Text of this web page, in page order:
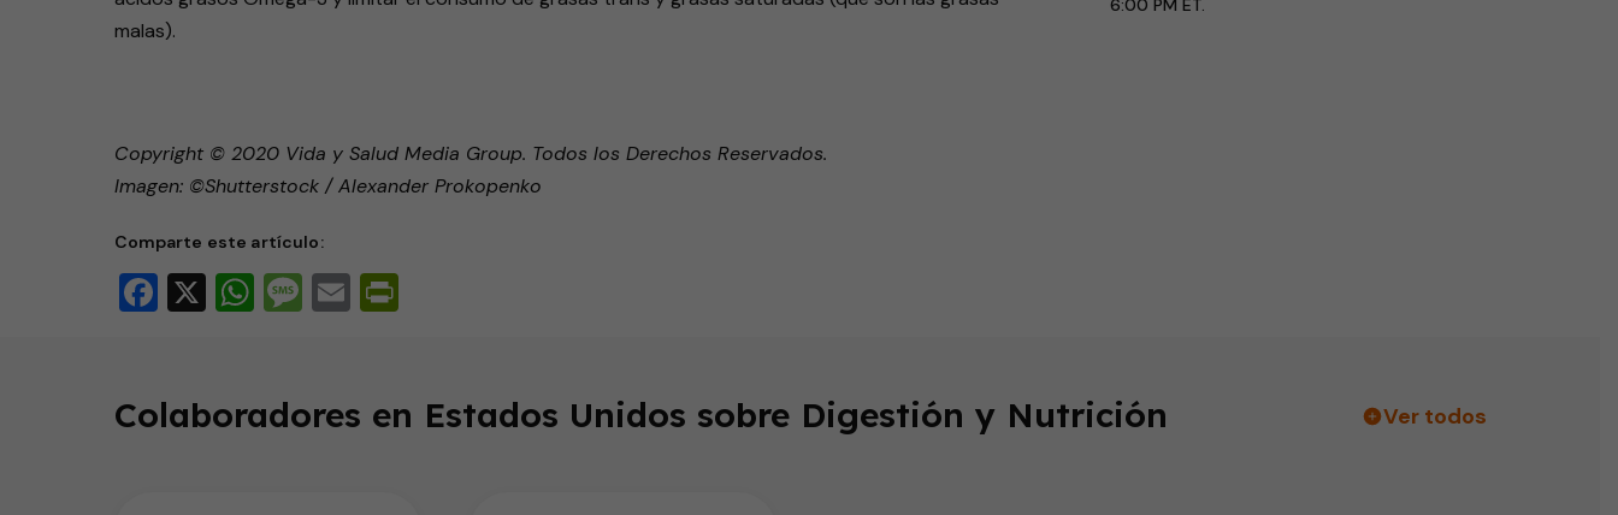
malas).
Copyright © 2020 Vida y Salud Media Group. Todos los Derechos Reservados.
Imagen: ©Shutterstock / Alexander Prokopenko
Comparte este artículo:
Facebook
X WhatsApp
Message
EmailPrintFriendly
6:00 PM ET.
Colaboradores en Estados Unidos sobre Digestión y Nutrición Ver todos